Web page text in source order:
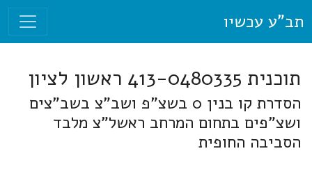
תב"ע עכשיו
תוכנית 413-0480335 ראשון לציון
הסדרת קו בנין 0 בשצ"פ ושב"צ בשב"צים
ושצ"פים בתחום המרחב ראשל"צ מלבד
הסביבה החופית